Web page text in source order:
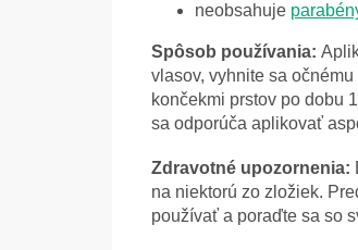
neobsahuje
Spôsob používania:
vlasov, vyhnite sa očnému
končekmi prstov po dobu
sa odporúča aplikovať
Zdravotné upozornenia:
na niektorú zo zložiek.
používať a poraďte sa so